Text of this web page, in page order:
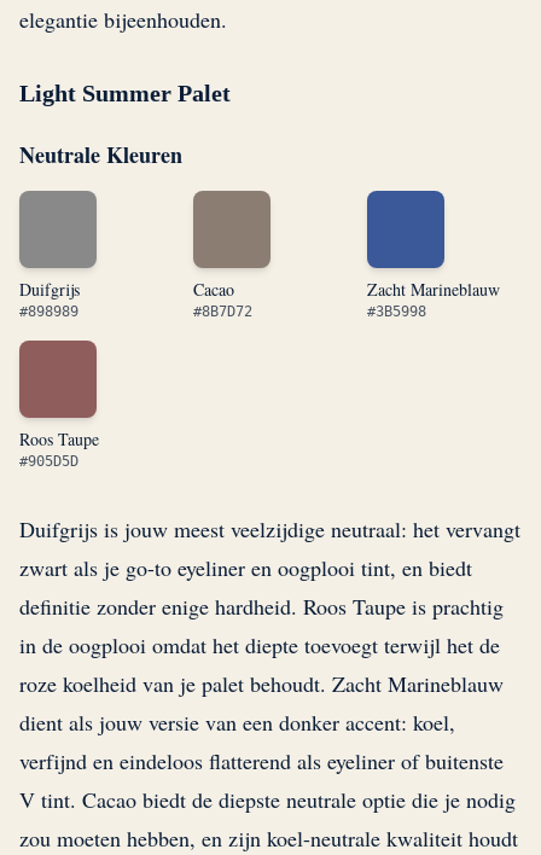
elegantie bijeenhouden.
Light Summer Palet
Neutrale Kleuren
Duifgrijs
#898989
Cacao
#8B7D72
Zacht Marineblauw
#3B5998
Roos Taupe
#905D5D
Duifgrijs is jouw meest veelzijdige neutraal: het vervangt
zwart als je go-to eyeliner en oogplooi tint, en biedt
definitie zonder enige hardheid. Roos Taupe is prachtig
in de oogplooi omdat het diepte toevoegt terwijl het de
roze koelheid van je palet behoudt. Zacht Marineblauw
dient als jouw versie van een donker accent: koel,
verfijnd en eindeloos flatterend als eyeliner of buitenste
V tint. Cacao biedt de diepste neutrale optie die je nodig
zou moeten hebben, en zijn koel-neutrale kwaliteit houdt